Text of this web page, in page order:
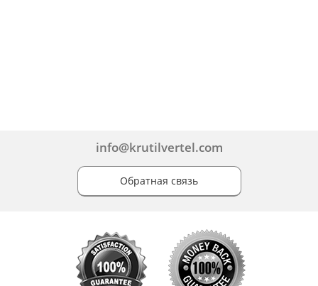
info@krutilvertel.com
Обратная связь